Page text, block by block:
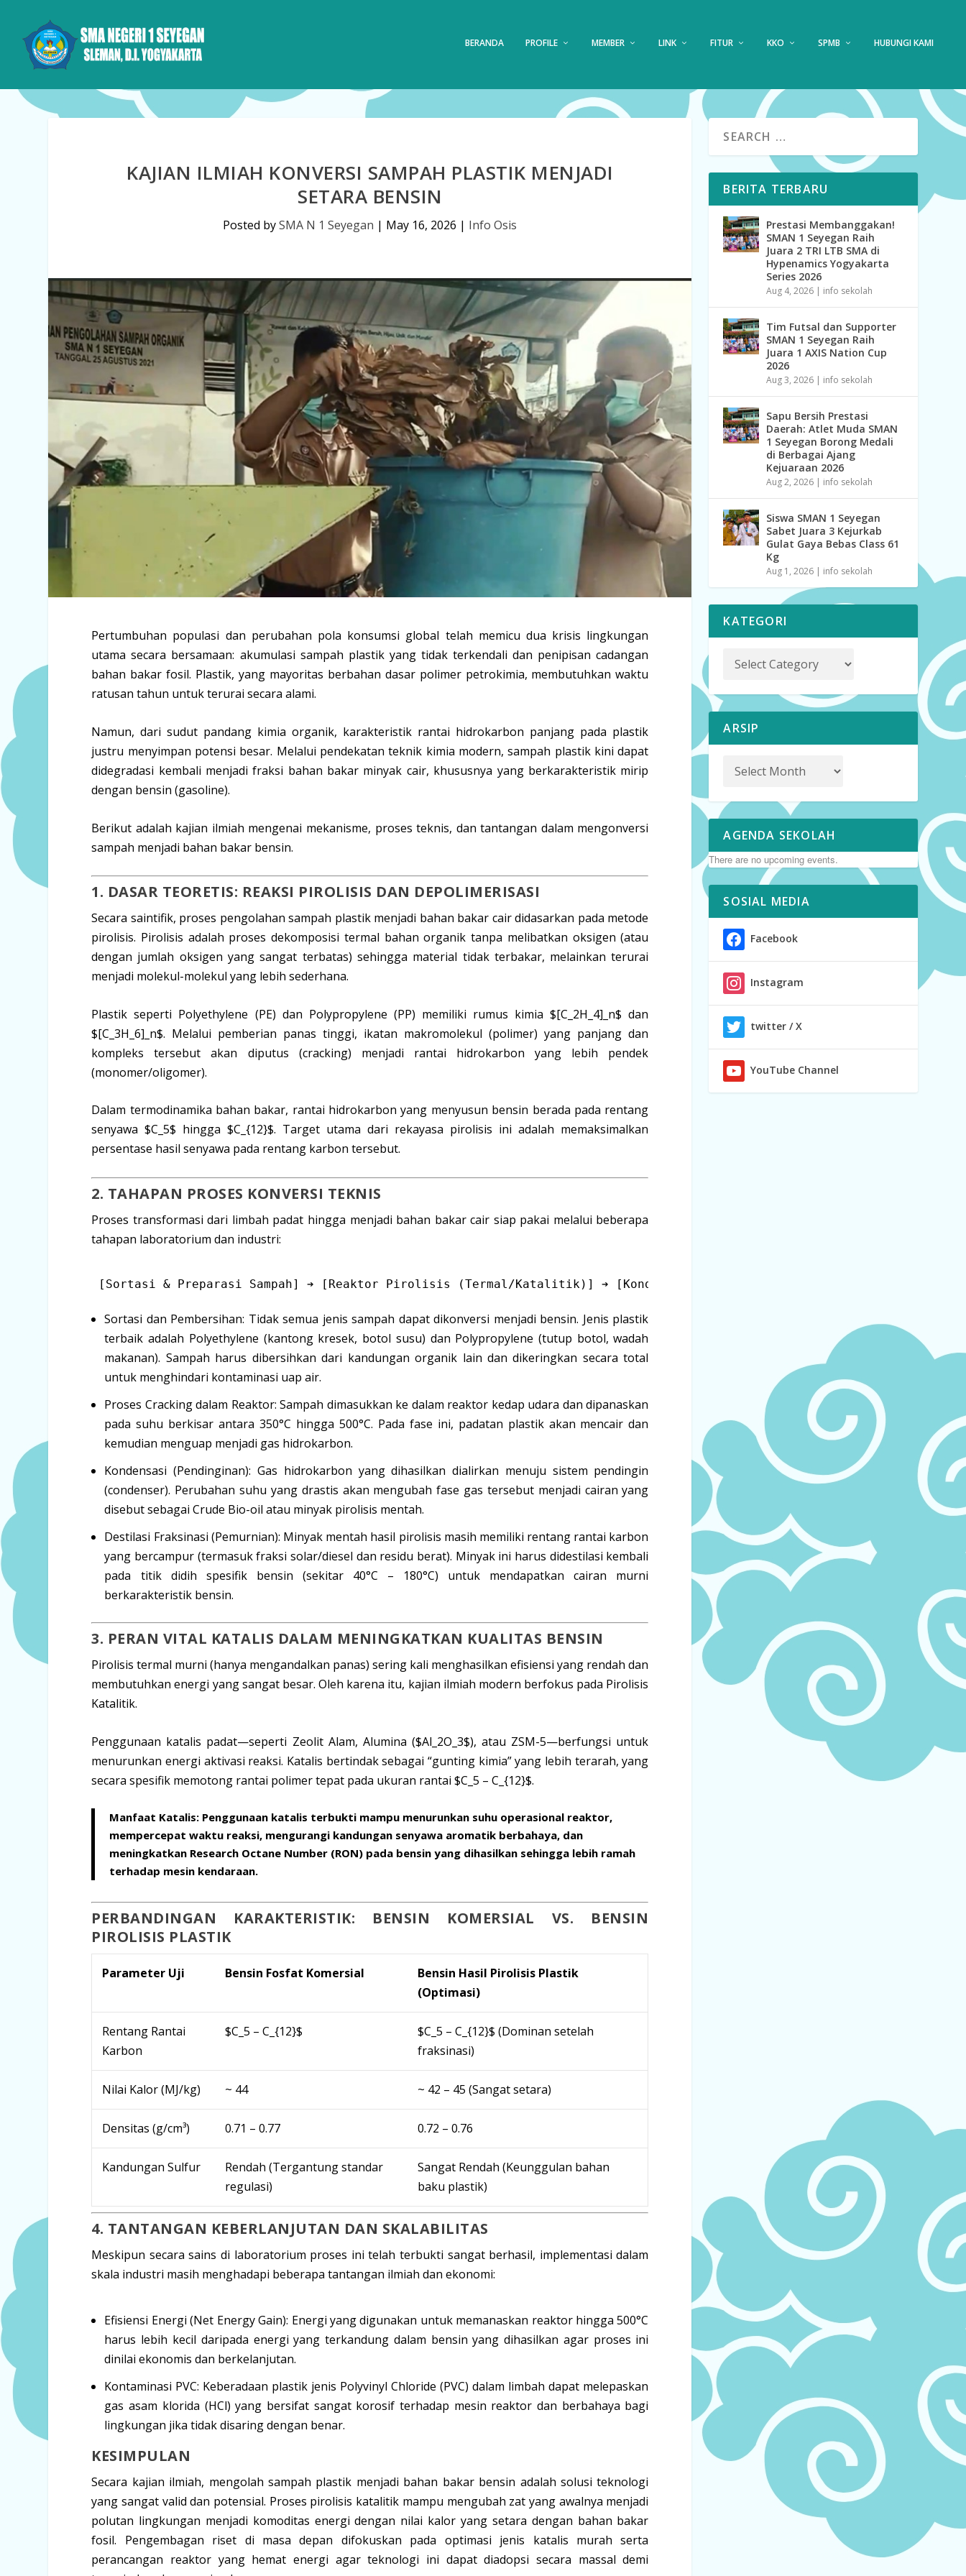
BERANDA PROFILE MEMBER LINK FITUR KKO SPMB HUBUNGI KAMI
KAJIAN ILMIAH KONVERSI SAMPAH PLASTIK MENJADI
SETARA BENSIN
Posted bySMA N 1 Seyegan | May 16, 2026 | Info Osis
Pertumbuhan populasi dan perubahan pola konsumsi global telah memicu dua krisis lingkungan
utama secara bersamaan: akumulasi sampah plastik yang tidak terkendali dan penipisan cadangan
bahan bakar fosil. Plastik, yang mayoritas berbahan dasar polimer petrokimia, membutuhkan waktu
ratusan tahun untuk terurai secara alami.
Namun, dari sudut pandang kimia organik, karakteristik rantai hidrokarbon panjang pada plastik
justru menyimpan potensi besar. Melalui pendekatan teknik kimia modern, sampah plastik kini dapat
didegradasi kembali menjadi fraksi bahan bakar minyak cair, khususnya yang berkarakteristik mirip
dengan bensin (gasoline).
Berikut adalah kajian ilmiah mengenai mekanisme, proses teknis, dan tantangan dalam mengonversi
sampah menjadi bahan bakar bensin.
1. DASAR TEORETIS: REAKSI PIROLISIS DAN DEPOLIMERISASI
Secara saintifik, proses pengolahan sampah plastik menjadi bahan bakar cair didasarkan pada metode
pirolisis. Pirolisis adalah proses dekomposisi termal bahan organik tanpa melibatkan oksigen (atau
dengan jumlah oksigen yang sangat terbatas) sehingga material tidak terbakar, melainkan terurai
menjadi molekul-molekul yang lebih sederhana.
Plastik seperti Polyethylene (PE) dan Polypropylene (PP) memiliki rumus kimia$[C_2H_4]_n$ dan
$[C_3H_6]_n$. Melalui pemberian panas tinggi, ikatan makromolekul (polimer) yang panjang dan
kompleks tersebut akan diputus (cracking) menjadi rantai hidrokarbon yang lebih pendek
(monomer/oligomer).
Dalam termodinamika bahan bakar, rantai hidrokarbon yang menyusun bensin berada pada rentang
senyawa$C_5$ hingga$C_{12}$. Target utama dari rekayasa pirolisis ini adalah memaksimalkan
persentase hasil senyawa pada rentang karbon tersebut.
2. TAHAPAN PROSES KONVERSI TEKNIS
Proses transformasi dari limbah padat hingga menjadi bahan bakar cair siap pakai melalui beberapa
tahapan laboratorium dan industri:
Sortasi dan Pembersihan: Tidak semua jenis sampah dapat dikonversi menjadi bensin. Jenis plastik
terbaik adalah Polyethylene (kantong kresek, botol susu) dan Polypropylene (tutup botol, wadah
makanan). Sampah harus dibersihkan dari kandungan organik lain dan dikeringkan secara total
untuk menghindari kontaminasi uap air.
Proses Cracking dalam Reaktor: Sampah dimasukkan ke dalam reaktor kedap udara dan dipanaskan
pada suhu berkisar antara350°C hingga 500°C. Pada fase ini, padatan plastik akan mencair dan
kemudian menguap menjadi gas hidrokarbon.
Kondensasi (Pendinginan): Gas hidrokarbon yang dihasilkan dialirkan menuju sistem pendingin
(condenser). Perubahan suhu yang drastis akan mengubah fase gas tersebut menjadi cairan yang
disebut sebagaiCrude Bio-oil atau minyak pirolisis mentah.
Destilasi Fraksinasi (Pemurnian): Minyak mentah hasil pirolisis masih memiliki rentang rantai karbon
yang bercampur (termasuk fraksi solar/diesel dan residu berat). Minyak ini harus didestilasi kembali
pada titik didih spesifik bensin (sekitar 40°C – 180°C) untuk mendapatkan cairan murni
berkarakteristik bensin.
3. PERAN VITAL KATALIS DALAM MENINGKATKAN KUALITAS BENSIN
Pirolisis termal murni (hanya mengandalkan panas) sering kali menghasilkan efisiensi yang rendah dan
membutuhkan energi yang sangat besar. Oleh karena itu, kajian ilmiah modern berfokus pada Pirolisis
Katalitik.
Penggunaan katalis padat—seperti Zeolit Alam, Alumina ($Al_2O_3$), atau ZSM-5—berfungsi untuk
menurunkan energi aktivasi reaksi. Katalis bertindak sebagai “gunting kimia” yang lebih terarah, yang
secara spesifik memotong rantai polimer tepat pada ukuran rantai$C_5 – C_{12}$.
Manfaat Katalis: Penggunaan katalis terbukti mampu menurunkan suhu operasional reaktor,
mempercepat waktu reaksi, mengurangi kandungan senyawa aromatik berbahaya, dan
meningkatkan Research Octane Number (RON) pada bensin yang dihasilkan sehingga lebih ramah
terhadap mesin kendaraan.
PERBANDINGAN KARAKTERISTIK: BENSIN KOMERSIAL VS. BENSIN
PIROLISIS PLASTIK
Parameter Uji Bensin Fosfat Komersial
Bensin Hasil Pirolisis Plastik
(Optimasi)
Rentang Rantai
Karbon
$C_5 – C_{12}$ $C_5 – C_{12}$ (Dominan setelah
fraksinasi)
Nilai Kalor (MJ/kg) ~ 44 ~ 42 – 45 (Sangat setara)
Densitas (g/cm³) 0.71 – 0.77 0.72 – 0.76
Kandungan Sulfur
Rendah (Tergantung standar
regulasi)
Sangat Rendah (Keunggulan bahan
baku plastik)
4. TANTANGAN KEBERLANJUTAN DAN SKALABILITAS
Meskipun secara sains di laboratorium proses ini telah terbukti sangat berhasil, implementasi dalam
skala industri masih menghadapi beberapa tantangan ilmiah dan ekonomi:
Efisiensi Energi (Net Energy Gain): Energi yang digunakan untuk memanaskan reaktor hingga 500°C
harus lebih kecil daripada energi yang terkandung dalam bensin yang dihasilkan agar proses ini
dinilai ekonomis dan berkelanjutan.
Kontaminasi PVC: Keberadaan plastik jenis Polyvinyl Chloride (PVC) dalam limbah dapat melepaskan
gas asam klorida (HCl) yang bersifat sangat korosif terhadap mesin reaktor dan berbahaya bagi
lingkungan jika tidak disaring dengan benar.
KESIMPULAN
Secara kajian ilmiah, mengolah sampah plastik menjadi bahan bakar bensin adalah solusi teknologi
yang sangat valid dan potensial. Proses pirolisis katalitik mampu mengubah zat yang awalnya menjadi
polutan lingkungan menjadi komoditas energi dengan nilai kalor yang setara dengan bahan bakar
fosil. Pengembagan riset di masa depan difokuskan pada optimasi jenis katalis murah serta
perancangan reaktor yang hemat energi agar teknologi ini dapat diadopsi secara massal demi
BERITA TERBARU
Prestasi Membanggakan!
SMAN 1 Seyegan Raih
Juara 2 TRI LTB SMA di
Hypenamics Yogyakarta
Series 2026
Aug 4, 2026 | info sekolah
Tim Futsal dan Supporter
SMAN 1 Seyegan Raih
Juara 1 AXIS Nation Cup
2026
Aug 3, 2026 | info sekolah
Sapu Bersih Prestasi
Daerah: Atlet Muda SMAN
1 Seyegan Borong Medali
di Berbagai Ajang
Kejuaraan 2026
Aug 2, 2026 | info sekolah
Siswa SMAN 1 Seyegan
Sabet Juara 3 Kejurkab
Gulat Gaya Bebas Class 61
Kg
Aug 1, 2026 | info sekolah
KATEGORI
ARSIP
AGENDA SEKOLAH
There are no upcoming events.
SOSIAL MEDIA
Facebook
Instagram
twitter / X
YouTube Channel